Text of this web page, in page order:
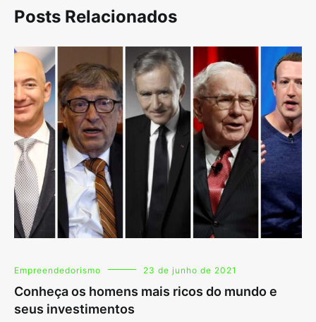
Posts Relacionados
Empreendedorismo 23 de junho de 2021
Conheça os homens mais ricos do mundo e
seus investimentos